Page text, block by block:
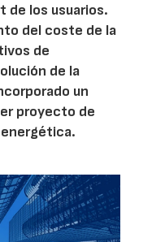
de los usuarios.
del coste de la
de
de la
un
proyecto de